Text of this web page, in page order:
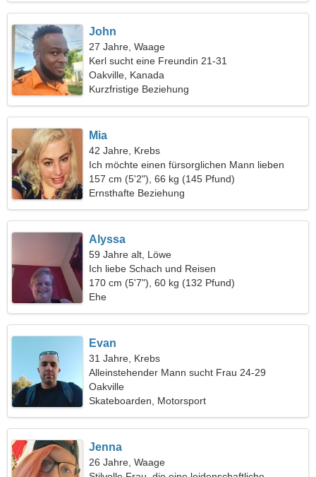
John
27 Jahre, Waage
Kerl sucht eine Freundin 21-31
Oakville, Kanada
Kurzfristige Beziehung
Mia
42 Jahre, Krebs
Ich möchte einen fürsorglichen Mann lieben
157 cm (5'2"), 66 kg (145 Pfund)
Ernsthafte Beziehung
Alyssa
59 Jahre alt, Löwe
Ich liebe Schach und Reisen
170 cm (5'7"), 60 kg (132 Pfund)
Ehe
Evan
31 Jahre, Krebs
Alleinstehender Mann sucht Frau 24-29
Oakville
Skateboarden, Motorsport
Jenna
26 Jahre, Waage